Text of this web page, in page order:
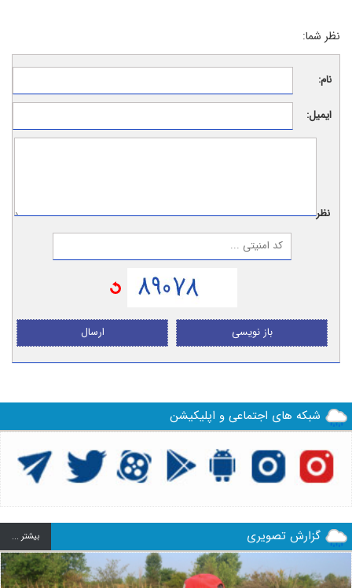
نظر شما:
نام:
ایمیل:
نظر:
ارسال باز نویسی
شبکه های اجتماعی و اپلیکیشن
گزارش تصویری بيشتر ...